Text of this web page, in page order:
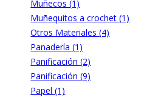
Muñecos (1)
Muñequitos a crochet (1)
Otros Materiales (4)
Panadería (1)
Panificación (2)
Panificación (9)
Papel (1)